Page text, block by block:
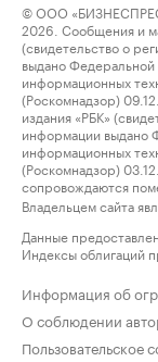
© ООО
2026. Сообщения и
(свидетельство о
выдано Федеральной
информационных
(Роскомнадзор)
издания «РБК»
информации выдано
информационных
(Роскомнадзор)
сопровождаются
Владельцем сайта
Данные
Индексы облигаций
Информация об
О соблюдении
Пользовательское